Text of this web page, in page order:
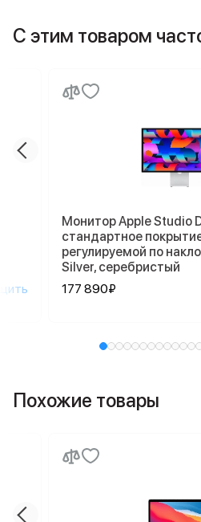
С этим товаром
Монитор Apple Studio
стандартное
регулируемой по
Silver, серебристый
177 890₽
Похожие товары